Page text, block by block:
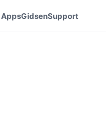
AppsGidsenSupport